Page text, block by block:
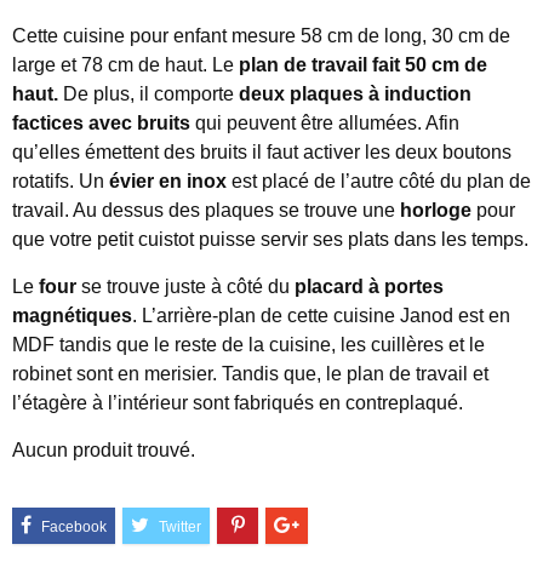
Cette cuisine pour enfant mesure 58 cm de long, 30 cm de
large et 78 cm de haut. Le plan de travail fait 50 cm de
haut. De plus, il comporte deux plaques à induction
factices avec bruits qui peuvent être allumées. Afin
qu’elles émettent des bruits il faut activer les deux boutons
rotatifs. Un évier en inox est placé de l’autre côté du plan de
travail. Au dessus des plaques se trouve une horloge pour
que votre petit cuistot puisse servir ses plats dans les temps.
Le four se trouve juste à côté du placard à portes
magnétiques. L’arrière-plan de cette cuisine Janod est en
MDF tandis que le reste de la cuisine, les cuillères et le
robinet sont en merisier. Tandis que, le plan de travail et
l’étagère à l’intérieur sont fabriqués en contreplaqué.
Aucun produit trouvé.